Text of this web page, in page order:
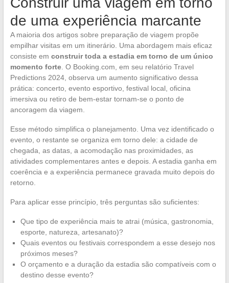
de uma experiência marcante
A maioria dos artigos sobre preparação de viagem propõe
empilhar visitas em um itinerário. Uma abordagem mais eficaz
consiste em construir toda a estadia em torno de um único
momento forte. O Booking.com, em seu relatório Travel
Predictions 2024, observa um aumento significativo dessa
prática: concerto, evento esportivo, festival local, oficina
imersiva ou retiro de bem-estar tornam-se o ponto de
ancoragem da viagem.
Esse método simplifica o planejamento. Uma vez identificado o
evento, o restante se organiza em torno dele: a cidade de
chegada, as datas, a acomodação nas proximidades, as
atividades complementares antes e depois. A estadia ganha em
coerência e a experiência permanece gravada muito depois do
retorno.
Para aplicar esse princípio, três perguntas são suficientes:
Que tipo de experiência mais te atrai (música, gastronomia,
esporte, natureza, artesanato)?
Quais eventos ou festivais correspondem a esse desejo nos
próximos meses?
O orçamento e a duração da estadia são compatíveis com o
destino desse evento?